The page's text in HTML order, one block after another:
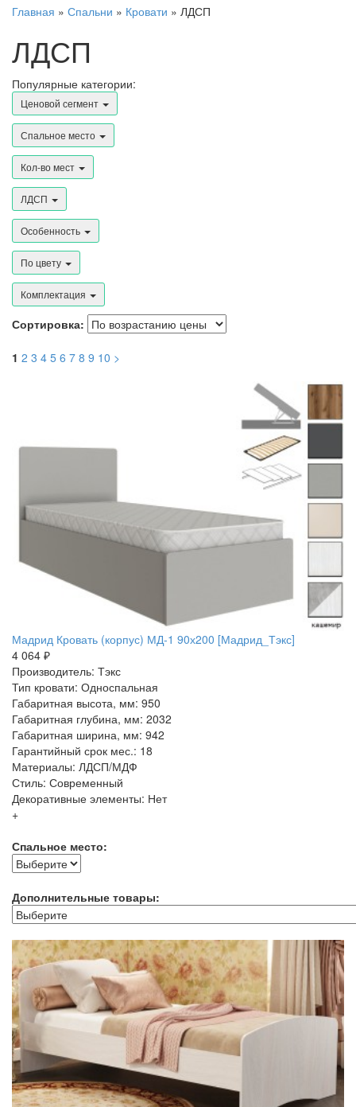
Главная » Спальни » Кровати » ЛДСП
ЛДСП
Популярные категории:
Ценовой сегмент
Спальное место
Кол-во мест
ЛДСП
Особенность
По цвету
Комплектация
Сортировка:
1 2 3 4 5 6 7 8 9 10 >
Мадрид Кровать (корпус) МД-1 90х200 [Мадрид_Тэкс]
4 064 ₽
Производитель: Тэкс
Тип кровати: Односпальная
Габаритная высота, мм: 950
Габаритная глубина, мм: 2032
Габаритная ширина, мм: 942
Гарантийный срок мес.: 18
Материалы: ЛДСП/МДФ
Стиль: Современный
Декоративные элементы: Нет
+
Спальное место:
Дополнительные товары: